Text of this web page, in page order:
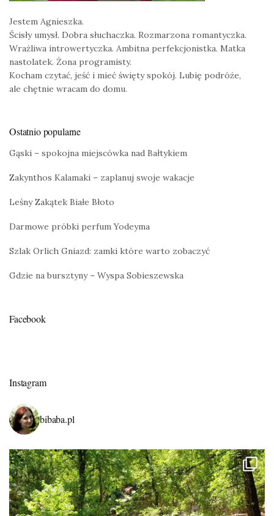
Jestem Agnieszka.
Ścisły umysł. Dobra słuchaczka. Rozmarzona romantyczka.
Wrażliwa introwertyczka. Ambitna perfekcjonistka. Matka
nastolatek. Żona programisty.
Kocham czytać, jeść i mieć święty spokój. Lubię podróże,
ale chętnie wracam do domu.
Ostatnio popularne
Gąski – spokojna miejscówka nad Bałtykiem
Zakynthos Kalamaki – zaplanuj swoje wakacje
Leśny Zakątek Białe Błoto
Darmowe próbki perfum Yodeyma
Szlak Orlich Gniazd: zamki które warto zobaczyć
Gdzie na bursztyny – Wyspa Sobieszewska
Facebook
Instagram
bibaba.pl